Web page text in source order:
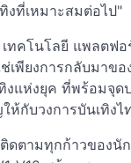
งที่เหมาะสมต่อไป"
ทคโนโลยี แพลตฟ
เพียงการกลับมาข
แห่งยุค ที่พร้อมจุด
กับวงการบันเทิงไ
ดตามทุกก้าวของ